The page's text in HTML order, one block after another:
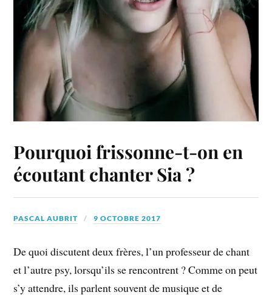
Pourquoi frissonne-t-on en
écoutant chanter Sia ?
PASCAL AUBRIT 9 OCTOBRE 2017
De quoi discutent deux frères, l’un professeur de chant
et l’autre psy, lorsqu’ils se rencontrent ? Comme on peut
s’y attendre, ils parlent souvent de musique et de